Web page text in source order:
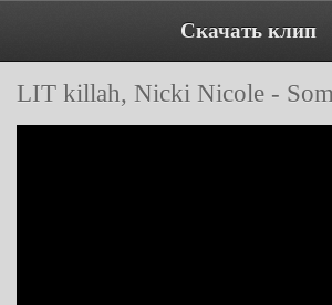
Скачать клип
LIT killah, Nicki Nicole -